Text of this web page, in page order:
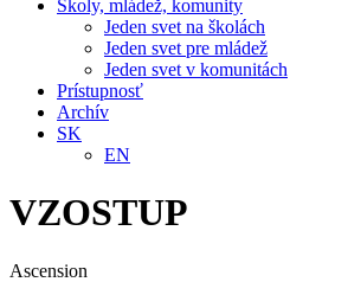
Školy, mládež, komunity
Jeden svet na školách
Jeden svet pre mládež
Jeden svet v komunitách
Prístupnosť
Archív
SK
EN
VZOSTUP
Ascension